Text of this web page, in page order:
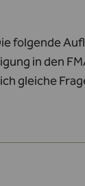
folgende
in den
gleiche